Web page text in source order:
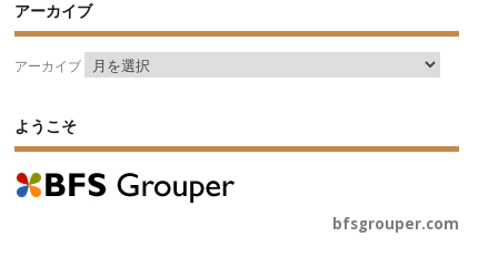
アーカイブ
アーカイブ
ようこそ
bfsgrouper.com